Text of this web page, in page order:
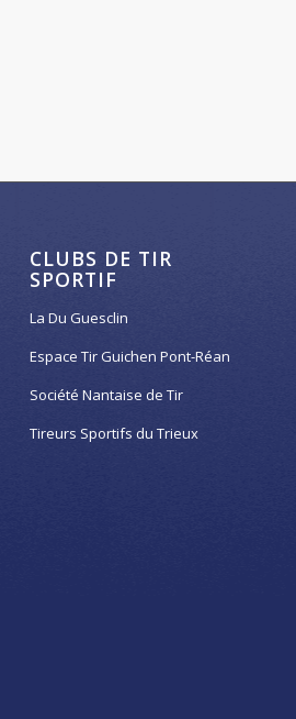
CLUBS DE TIR
SPORTIF
La Du Guesclin
Espace Tir Guichen Pont-Réan
Société Nantaise de Tir
Tireurs Sportifs du Trieux